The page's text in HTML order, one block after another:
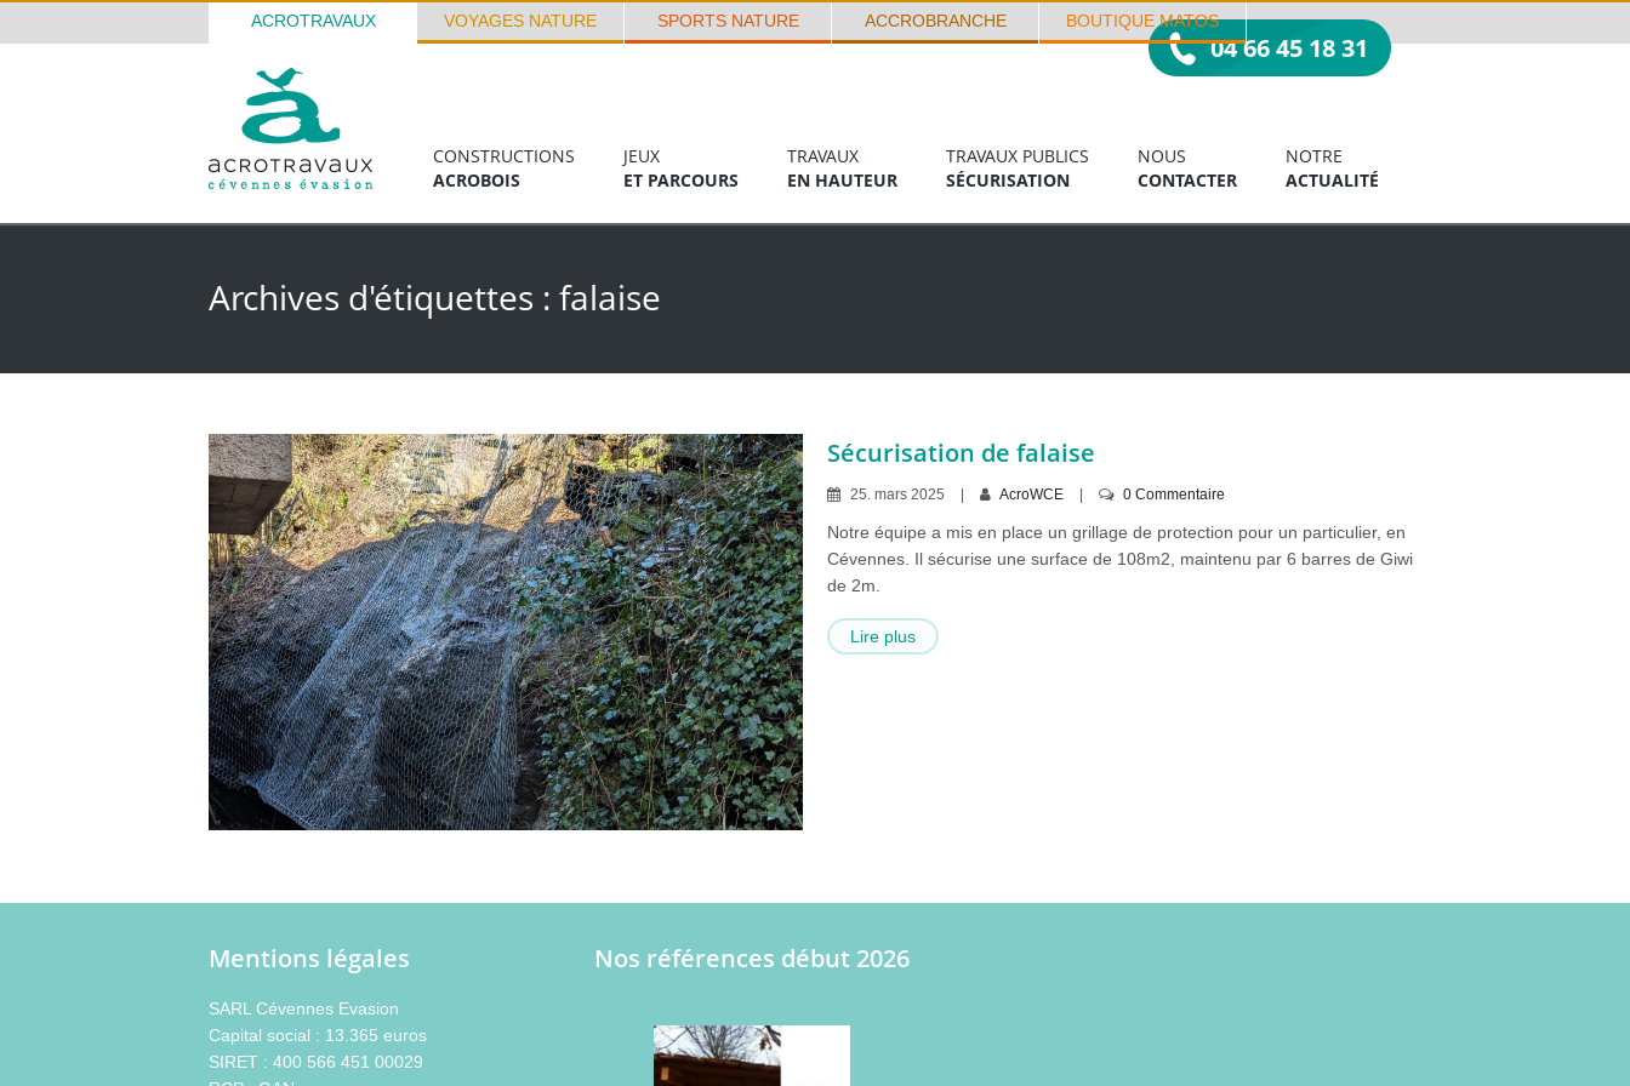
ACROTRAVAUX VOYAGES NATURE SPORTS NATURE ACCROBRANCHE BOUTIQUE MATOS
CONSTRUCTIONS
ACROBOIS
JEUX
ET PARCOURS
TRAVAUX
EN HAUTEUR
TRAVAUX PUBLICS
SÉCURISATION
NOUS
CONTACTER
NOTRE
ACTUALITÉ
04 66 45 18 31
Archives d'étiquettes : falaise
Sécurisation de falaise
25. mars 2025 AcroWCE 0 Commentaire
Notre équipe a mis en place un grillage de protection pour un particulier, en
Cévennes. Il sécurise une surface de 108m2, maintenu par 6 barres de Giwi
de 2m.
Lire plus
Mentions légales
SARL Cévennes Evasion
Capital social : 13.365 euros
SIRET : 400 566 451 00029
Nos références début 2026